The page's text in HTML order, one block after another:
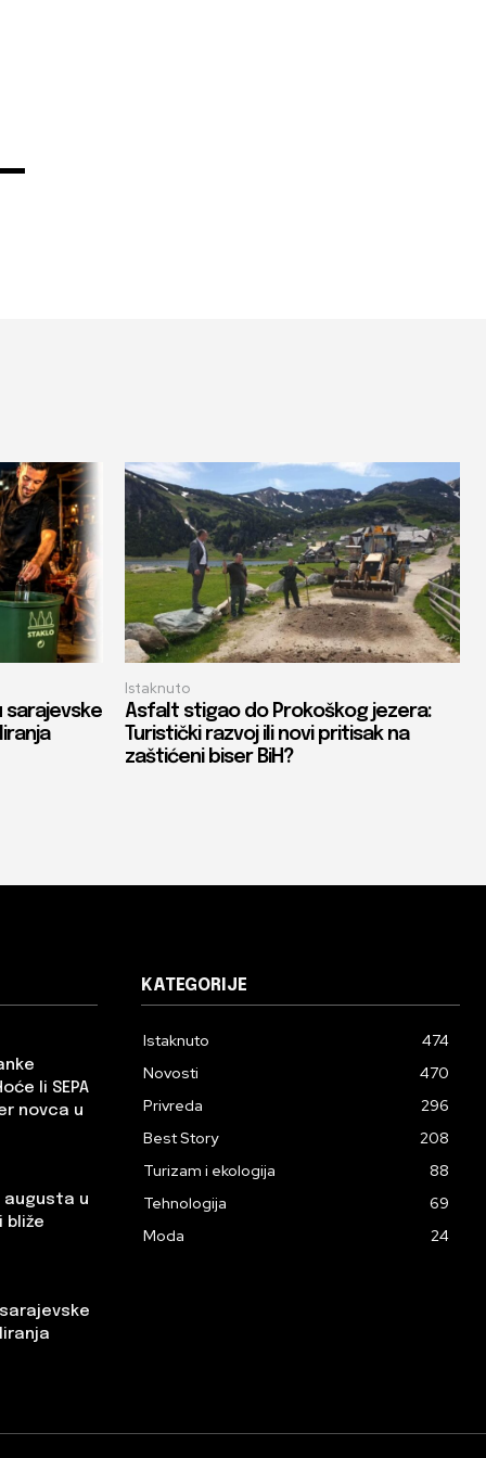
sarajevske
Istaknuto
Asfalt stigao do Prokoškog jezera:
Turistički razvoj ili novi pritisak na
zaštićeni biser BiH?
li SEPA
novca u
augusta u
bliže
sarajevske
KATEGORIJE
Istaknuto
474
Novosti
470
Privreda
296
Best Story
208
Turizam i ekologija
88
Tehnologija
69
Moda
24